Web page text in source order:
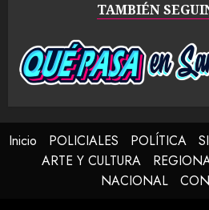
TAMBIÉN
Inicio POLICIALES POLÍTICA
ARTE Y CULTURA
NACIONAL